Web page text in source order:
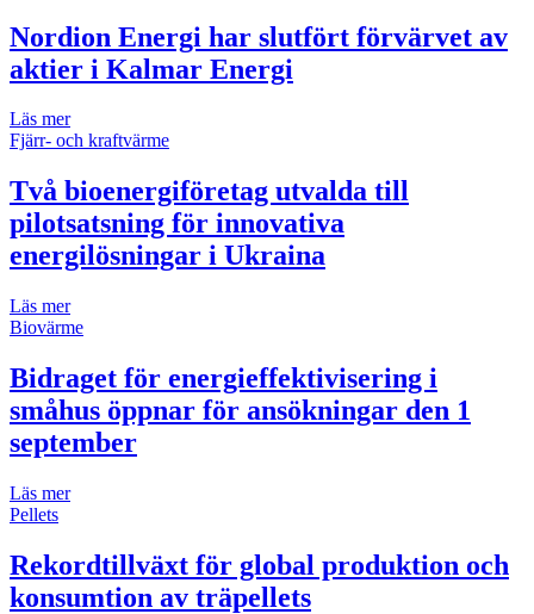
Nordion Energi har slutfört förvärvet av
aktier i Kalmar Energi
Läs mer
Fjärr- och kraftvärme
Två bioenergiföretag utvalda till
pilotsatsning för innovativa
energilösningar i Ukraina
Läs mer
Biovärme
Bidraget för energieffektivisering i
småhus öppnar för ansökningar den 1
september
Läs mer
Pellets
Rekordtillväxt för global produktion och
konsumtion av träpellets